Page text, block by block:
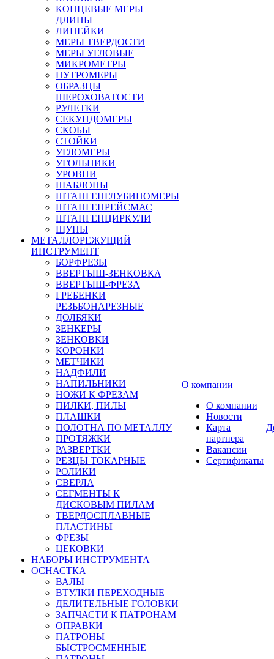
КОНЦЕВЫЕ МЕРЫ
ДЛИНЫ
ЛИНЕЙКИ
МЕРЫ ТВЕРДОСТИ
МЕРЫ УГЛОВЫЕ
МИКРОМЕТРЫ
НУТРОМЕРЫ
ОБРАЗЦЫ
ШЕРОХОВАТОСТИ
РУЛЕТКИ
СЕКУНДОМЕРЫ
СКОБЫ
СТОЙКИ
УГЛОМЕРЫ
УГОЛЬНИКИ
УРОВНИ
ШАБЛОНЫ
ШТАНГЕНГЛУБИНОМЕРЫ
ШТАНГЕНРЕЙСМАС
ШТАНГЕНЦИРКУЛИ
ЩУПЫ
МЕТАЛЛОРЕЖУЩИЙ
ИНСТРУМЕНТ
БОРФРЕЗЫ
ВВЕРТЫШ-ЗЕНКОВКА
ВВЕРТЫШ-ФРЕЗА
ГРЕБЕНКИ
РЕЗЬБОНАРЕЗНЫЕ
ДОЛБЯКИ
ЗЕНКЕРЫ
ЗЕНКОВКИ
КОРОНКИ
МЕТЧИКИ
НАДФИЛИ
НАПИЛЬНИКИ
НОЖИ К ФРЕЗАМ
ПИЛКИ, ПИЛЫ
ПЛАШКИ
ПОЛОТНА ПО МЕТАЛЛУ
ПРОТЯЖКИ
РАЗВЕРТКИ
РЕЗЦЫ ТОКАРНЫЕ
РОЛИКИ
СВЕРЛА
СЕГМЕНТЫ К
ДИСКОВЫМ ПИЛАМ
ТВЕРДОСПЛАВНЫЕ
ПЛАСТИНЫ
ФРЕЗЫ
ЦЕКОВКИ
НАБОРЫ ИНСТРУМЕНТА
ОСНАСТКА
ВАЛЫ
ВТУЛКИ ПЕРЕХОДНЫЕ
ДЕЛИТЕЛЬНЫЕ ГОЛОВКИ
ЗАПЧАСТИ К ПАТРОНАМ
ОПРАВКИ
ПАТРОНЫ
БЫСТРОСМЕННЫЕ
О компании
О компании
Новости
Карта
партнера
Вакансии
Сертификаты